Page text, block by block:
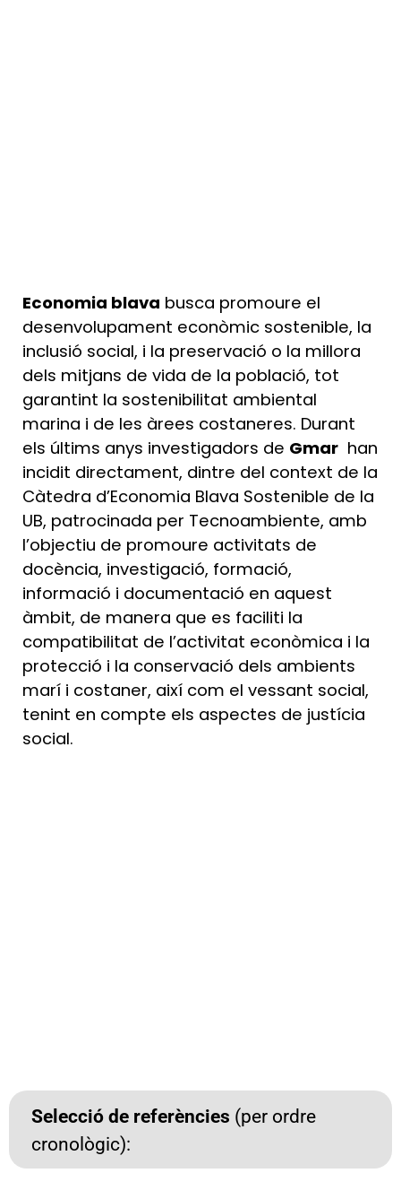
Economia blava busca promoure el
desenvolupament econòmic sostenible, la
inclusió social, i la preservació o la millora
dels mitjans de vida de la població, tot
garantint la sostenibilitat ambiental
marina i de les àrees costaneres. Durant
els últims anys investigadors de Gmar han
incidit directament, dintre del context de la
Càtedra d’Economia Blava Sostenible de la
UB, patrocinada per Tecnoambiente, amb
l’objectiu de promoure activitats de
docència, investigació, formació,
informació i documentació en aquest
àmbit, de manera que es faciliti la
compatibilitat de l’activitat econòmica i la
protecció i la conservació dels ambients
marí i costaner, així com el vessant social,
tenint en compte els aspectes de justícia
social.
Selecció de referències (per ordre
cronològic):